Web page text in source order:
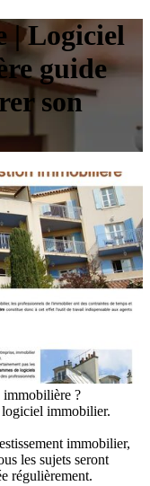
| Logiciel
guide
son
immobilière ?
immobilier.
immobilier,
les sujets seront
régulièrement.